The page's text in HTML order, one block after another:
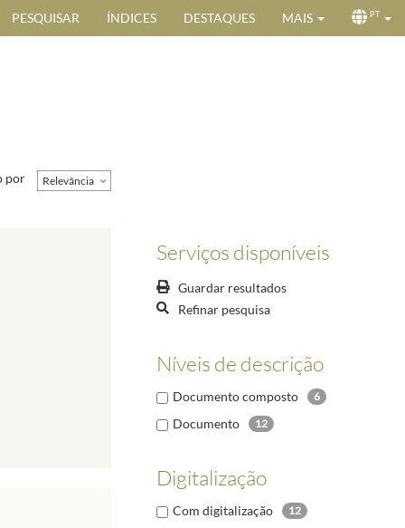
PESQUISAR ÍNDICES DESTAQUES MAIS PT
Serviços disponíveis
Guardar resultados
Refinar pesquisa
Níveis de descrição
Documento composto 6
Documento 12
Digitalização
Com digitalização 12
por Relevância